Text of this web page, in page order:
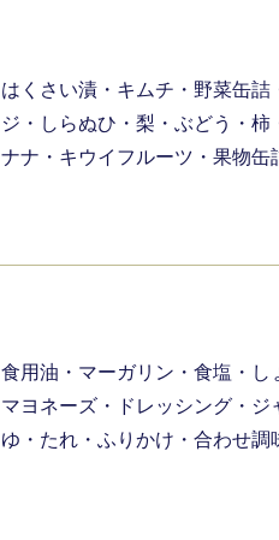
はくさい漬・キムチ・野菜缶
ジ・しらぬひ・梨・ぶどう・
ナナ・キウイフルーツ・果物缶
食用油・マーガリン・食塩・し
マヨネーズ・ドレッシング・
ゆ・たれ・ふりかけ・合わせ調